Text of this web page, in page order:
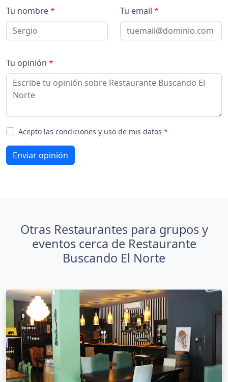
Tu nombre* Tu email *
Tu opinión *
Acepto las condiciones y uso de mis datos *
Enviar opinión
Otras Restaurantes para grupos y
eventos cerca de Restaurante
Buscando El Norte